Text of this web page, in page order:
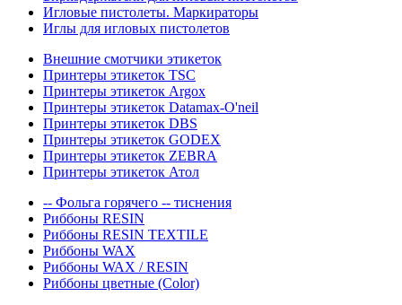
Игловые пистолеты. Маркираторы
Иглы для игловых пистолетов
Внешние смотчики этикеток
Принтеры этикеток TSC
Принтеры этикеток Argox
Принтеры этикеток Datamax-O'neil
Принтеры этикеток DBS
Принтеры этикеток GODEX
Принтеры этикеток ZEBRA
Принтеры этикеток Атол
-- Фольга горячего -- тиснения
Риббоны RESIN
Риббоны RESIN TEXTILE
Риббоны WAX
Риббоны WAX / RESIN
Риббоны цветные (Color)